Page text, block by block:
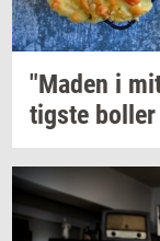
"Maden i
tig­ste bol­ler